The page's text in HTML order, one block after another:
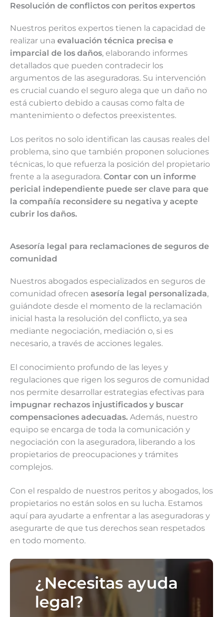
Resolución de conflictos con peritos expertos
Nuestros peritos expertos tienen la capacidad de
realizar una evaluación técnica precisa e
imparcial de los daños, elaborando informes
detallados que pueden contradecir los
argumentos de las aseguradoras. Su intervención
es crucial cuando el seguro alega que un daño no
está cubierto debido a causas como falta de
mantenimiento o defectos preexistentes.
Los peritos no solo identifican las causas reales del
problema, sino que también proponen soluciones
técnicas, lo que refuerza la posición del propietario
frente a la aseguradora. Contar con un informe
pericial independiente puede ser clave para que
la compañía reconsidere su negativa y acepte
cubrir los daños.
Asesoría legal para reclamaciones de seguros de
comunidad
Nuestros abogados especializados en seguros de
comunidad ofrecen asesoría legal personalizada,
guiándote desde el momento de la reclamación
inicial hasta la resolución del conflicto, ya sea
mediante negociación, mediación o, si es
necesario, a través de acciones legales.
El conocimiento profundo de las leyes y
regulaciones que rigen los seguros de comunidad
nos permite desarrollar estrategias efectivas para
impugnar rechazos injustificados y buscar
compensaciones adecuadas. Además, nuestro
equipo se encarga de toda la comunicación y
negociación con la aseguradora, liberando a los
propietarios de preocupaciones y trámites
complejos.
Con el respaldo de nuestros peritos y abogados, los
propietarios no están solos en su lucha. Estamos
aquí para ayudarte a enfrentar a las aseguradoras y
asegurarte de que tus derechos sean respetados
en todo momento.
¿Necesitas ayuda
legal?